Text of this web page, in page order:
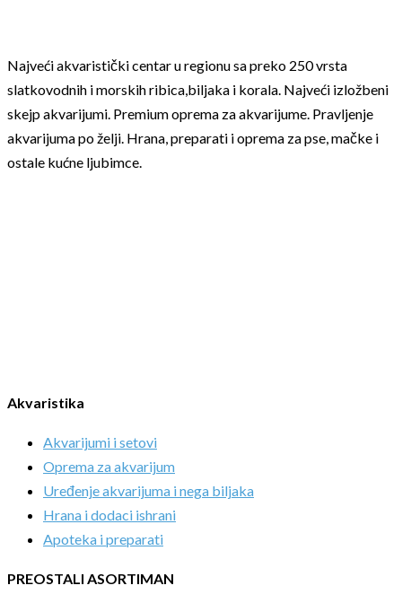
Najveći akvaristički centar u regionu sa preko 250 vrsta
slatkovodnih i morskih ribica,biljaka i korala. Najveći izložbeni
skejp akvarijumi. Premium oprema za akvarijume. Pravljenje
akvarijuma po želji. Hrana, preparati i oprema za pse, mačke i
ostale kućne ljubimce.
Akvaristika
Akvarijumi i setovi
Oprema za akvarijum
Uređenje akvarijuma i nega biljaka
Hrana i dodaci ishrani
Apoteka i preparati
PREOSTALI ASORTIMAN